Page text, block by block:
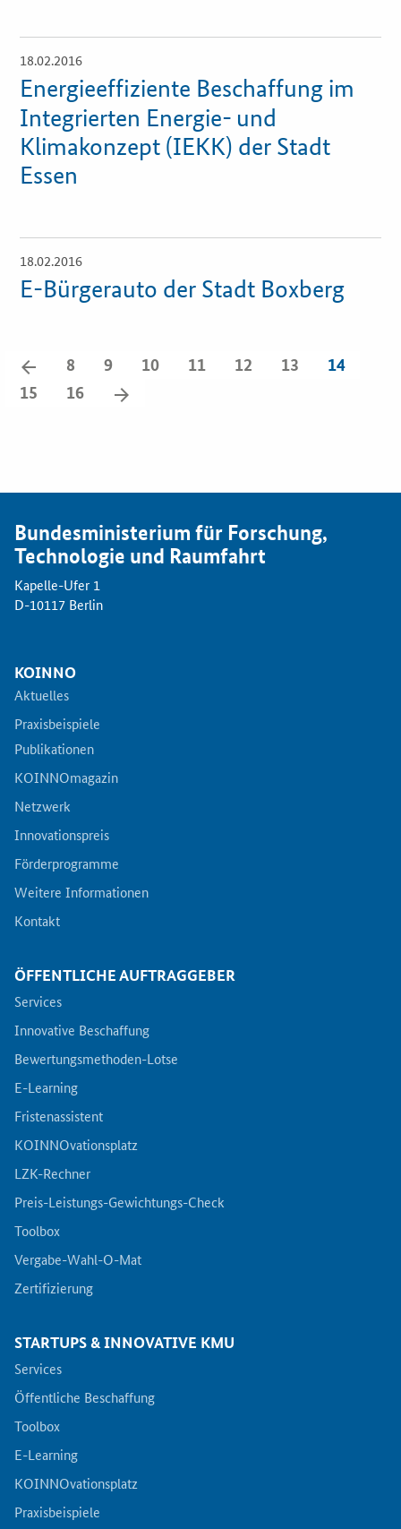
Aktuelle Veranstaltungen
18.02.2016
Energieeffiziente Beschaffung im
Integrierten Energie- und
Klimakonzept (IEKK) der Stadt
Essen
Öffnet
Einzelsicht
18.02.2016
E-Bürgerauto der Stadt Boxberg
Öffnet
Einzelsicht
zurück
blättern
8 9 10 11 12 13
14
15
16
Bundesministerium für Forschung,
Technologie und Raumfahrt
Kapelle-Ufer 1
D-10117 Berlin
KOINNO
Aktuelles
Praxisbeispiele
Publikationen
KOINNOmagazin
Netzwerk
Innovationspreis
Förderprogramme
Weitere Informationen
Kontakt
ÖFFENTLICHE AUFTRAGGEBER
Services
Innovative Beschaffung
Bewertungsmethoden-Lotse
E-Learning
Fristenassistent
KOINNOvationsplatz
LZK-Rechner
Preis-Leistungs-Gewichtungs-Check
Toolbox
Vergabe-Wahl-O-Mat
Zertifizierung
STARTUPS & INNOVATIVE KMU
Services
Öffentliche Beschaffung
Toolbox
E-Learning
KOINNOvationsplatz
Praxisbeispiele